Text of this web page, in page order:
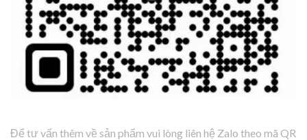
Để tư vấn thêm về sản phẩm vui lòng liên hệ Zalo theo mã QR